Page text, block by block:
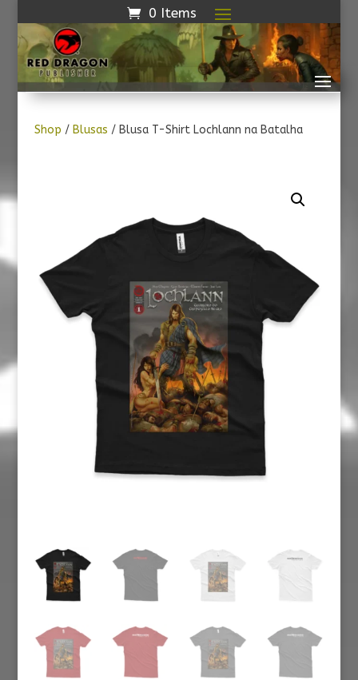
0 Items
Shop / Blusas / Blusa T-Shirt Lochlann na Batalha